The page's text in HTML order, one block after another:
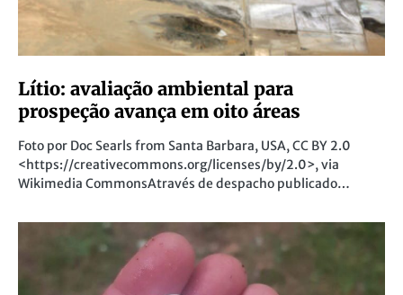
Lítio: avaliação ambiental para
prospeção avança em oito áreas
Foto por Doc Searls from Santa Barbara, USA, CC BY 2.0
<https://creativecommons.org/licenses/by/2.0>, via
Wikimedia CommonsAtravés de despacho publicado…